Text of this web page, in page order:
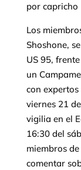
por capricho
Los
Shoshone,
US 95,
un
con
viernes 21
vigilia en el
16:30 del
miembros
comentar